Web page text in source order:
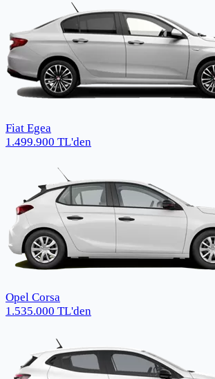
Fiat Egea
1.499.900 TL'den
Opel Corsa
1.535.000 TL'den